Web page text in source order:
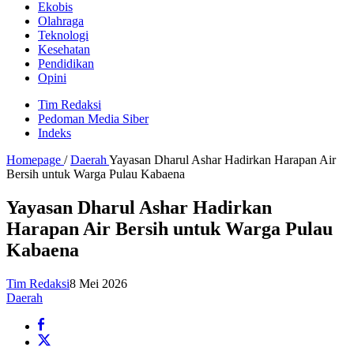
Ekobis
Olahraga
Teknologi
Kesehatan
Pendidikan
Opini
Tim Redaksi
Pedoman Media Siber
Indeks
Homepage / Daerah Yayasan Dharul Ashar Hadirkan Harapan Air
Bersih untuk Warga Pulau Kabaena
Yayasan Dharul Ashar Hadirkan
Harapan Air Bersih untuk Warga Pulau
Kabaena
Tim Redaksi8 Mei 2026
Daerah